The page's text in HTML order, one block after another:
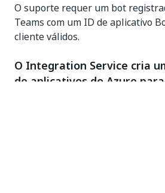
O suporte requer um bot
Teams com um ID de aplicativo
cliente válidos.
O Integration Service cria
de aplicativos do Azure